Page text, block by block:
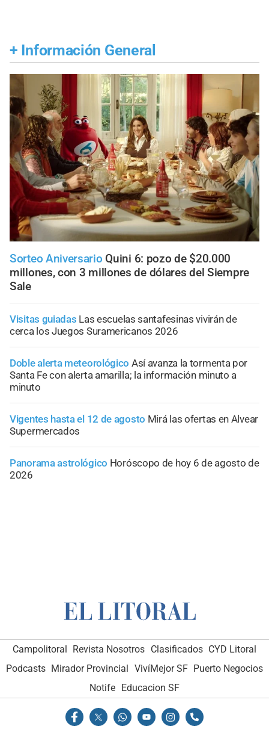
+ Información General
Sorteo Aniversario Quini 6: pozo de $20.000
millones, con 3 millones de dólares del Siempre
Sale
Visitas guiadas Las escuelas santafesinas vivirán de
cerca los Juegos Suramericanos 2026
Doble alerta meteorológico Así avanza la tormenta por
Santa Fe con alerta amarilla; la información minuto a
minuto
Vigentes hasta el 12 de agosto Mirá las ofertas en Alvear
Supermercados
Panorama astrológico Horóscopo de hoy 6 de agosto de
2026
Campolitoral Revista Nosotros Clasificados CYD Litoral
Podcasts Mirador Provincial VivíMejor SF Puerto Negocios
Notife Educacion SF